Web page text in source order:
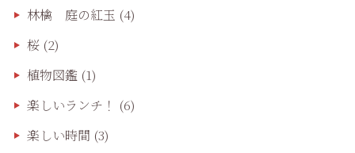
林檎 庭の紅玉 (4)
桜(2)
植物図鑑 (1)
楽しいランチ！ (6)
楽しい時間 (3)